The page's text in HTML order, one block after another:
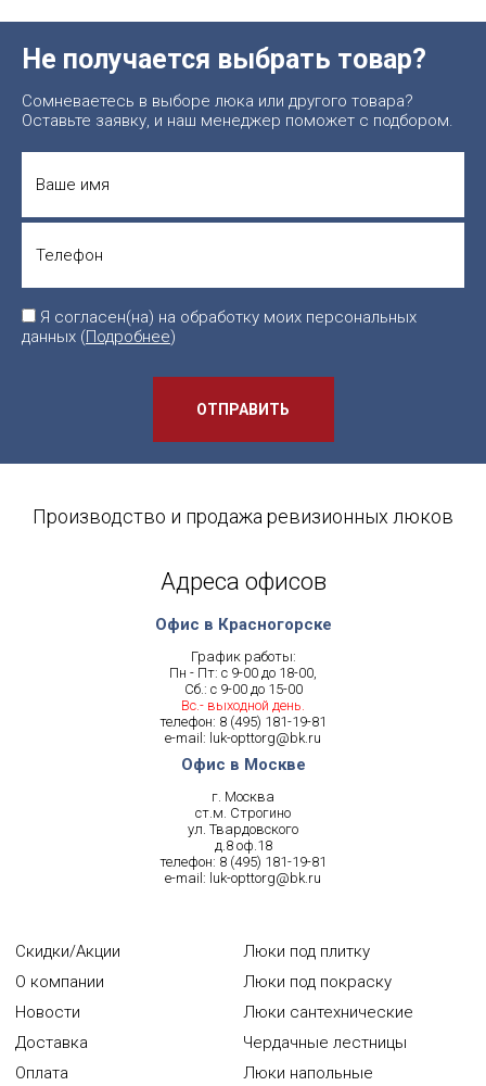
Не получается выбрать товар?
Сомневаетесь в выборе люка или другого товара?
Оставьте заявку, и наш менеджер поможет с подбором.
Я согласен(на) на обработку моих персональных
данных (Подробнее)
ОТПРАВИТЬ
Производство и продажа ревизионных люков
Адреса офисов
Офис в Красногорске
График работы:
Пн - Пт: с 9-00 до 18-00,
Сб.: с 9-00 до 15-00
Вс.- выходной день.
телефон: 8 (495) 181-19-81
e-mail: luk-opttorg@bk.ru
Офис в Москве
г. Москва
ст.м. Строгино
ул. Твардовского
д.8 оф.18
телефон: 8 (495) 181-19-81
e-mail: luk-opttorg@bk.ru
Скидки/Акции
О компании
Новости
Доставка
Оплата
Люки под плитку
Люки под покраску
Люки сантехнические
Чердачные лестницы
Люки напольные